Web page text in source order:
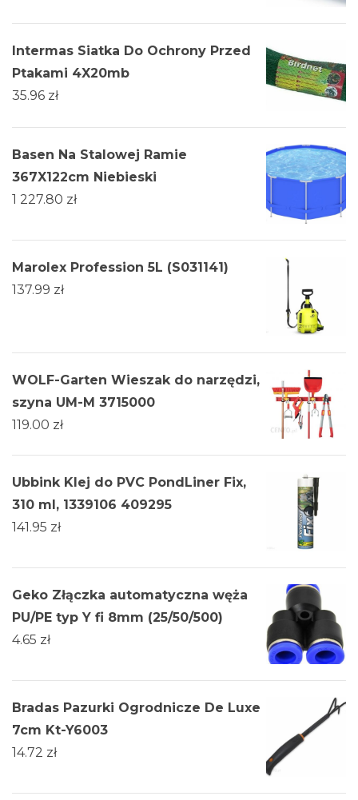
Intermas Siatka Do Ochrony Przed
Ptakami 4X20mb
35.96 zł
Basen Na Stalowej Ramie
367X122cm Niebieski
1 227.80 zł
Marolex Profession 5L (S031141)
137.99 zł
WOLF-Garten Wieszak do narzędzi,
szyna UM-M 3715000
119.00 zł
Ubbink Klej do PVC PondLiner Fix,
310 ml, 1339106 409295
141.95 zł
Geko Złączka automatyczna węża
PU/PE typ Y fi 8mm (25/50/500)
4.65 zł
Bradas Pazurki Ogrodnicze De Luxe
7cm Kt-Y6003
14.72 zł